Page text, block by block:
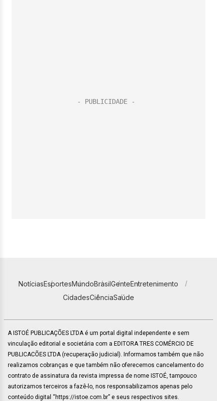
NotíciasEsportesMundoBrasilGenteEntretenimento
CidadesCiênciaSaúde
A ISTOÉ PUBLICAÇÕES LTDA é um portal digital independente e sem
vinculação editorial e societária com a EDITORA TRES COMÉRCIO DE
PUBLICACÕES LTDA (recuperação judicial). Informamos também que não
realizamos cobranças e que também não oferecemos cancelamento do
contrato de assinatura da revista impressa de nome ISTOÉ, tampouco
autorizamos terceiros a fazê-lo, nos responsabilizamos apenas pelo
conteúdo digital “https://istoe.com.br” e seus respectivos sites.